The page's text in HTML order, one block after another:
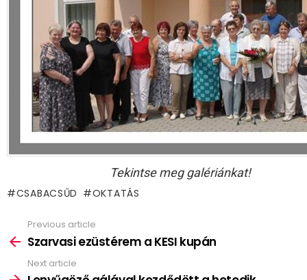
Tekintse meg galériánkat!
CSABACSŰD OKTATÁS
more
Previous article
Szarvasi ezüstérem a KESI kupán
Next article